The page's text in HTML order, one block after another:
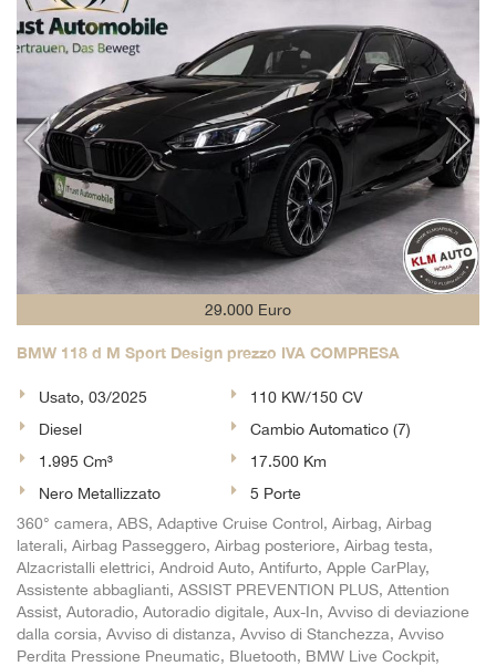
29.000 Euro
BMW 118 d M Sport Design prezzo IVA COMPRESA
Usato, 03/2025
110 KW/150 CV
Diesel
Cambio Automatico (7)
1.995 Cm³
17.500 Km
Nero Metallizzato
5 Porte
360° camera, ABS, Adaptive Cruise Control, Airbag, Airbag
laterali, Airbag Passeggero, Airbag posteriore, Airbag testa,
Alzacristalli elettrici, Android Auto, Antifurto, Apple CarPlay,
Assistente abbaglianti, ASSIST PREVENTION PLUS, Attention
Assist, Autoradio, Autoradio digitale, Aux-In, Avviso di deviazione
dalla corsia, Avviso di distanza, Avviso di Stanchezza, Avviso
Perdita Pressione Pneumatic, Bluetooth, BMW Live Cockpit,